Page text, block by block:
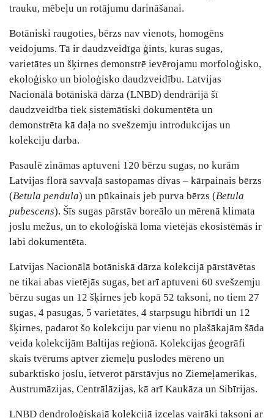
trauku, mēbeļu un rotājumu darināšanai.
Botāniski raugoties, bērzs nav vienots, homogēns
veidojums. Tā ir daudzveidīga ģints, kuras sugas,
varietātes un šķirnes demonstrē ievērojamu morfoloģisko,
ekoloģisko un bioloģisko daudzveidību. Latvijas
Nacionālā botāniskā dārza (LNBD) dendrārijā šī
daudzveidība tiek sistemātiski dokumentēta un
demonstrēta kā daļa no svešzemju introdukcijas un
kolekciju darba.
Pasaulē zināmas aptuveni 120 bērzu sugas, no kurām
Latvijas florā savvaļā sastopamas divas – kārpainais bērzs
(Betula pendula) un pūkainais jeb purva bērzs (Betula
pubescens). Šīs sugas pārstāv boreālo un mērenā klimata
joslu mežus, un to ekoloģiskā loma vietējās ekosistēmās ir
labi dokumentēta.
Latvijas Nacionālā botāniskā dārza kolekcijā pārstāvētas
ne tikai abas vietējās sugas, bet arī aptuveni 60 svešzemju
bērzu sugas un 12 šķirnes jeb kopā 52 taksoni, no tiem 27
sugas, 4 pasugas, 5 varietātes, 4 starpsugu hibrīdi un 12
šķirnes, padarot šo kolekciju par vienu no plašākajām šāda
veida kolekcijām Baltijas reģionā. Kolekcijas ģeogrāfi
skais tvērums aptver ziemeļu puslodes mēreno un
subarktisko joslu, ietverot pārstāvjus no Ziemeļamerikas,
Austrumāzijas, Centrālāzijas, kā arī Kaukāza un Sibīrijas.
LNBD dendroloģiskajā kolekcijā izceļas vairāki taksoni ar